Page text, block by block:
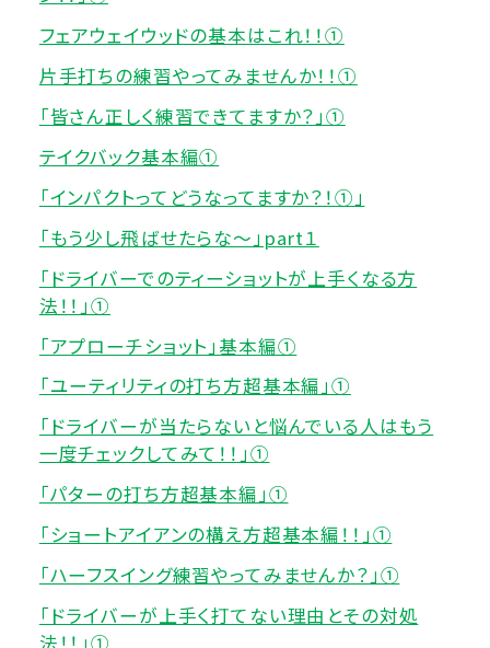
フェアウェイウッドの基本はこれ！！①
片手打ちの練習やってみませんか！！①
「皆さん正しく練習できてますか？」①
テイクバック基本編①
「インパクトってどうなってますか？！①」
「もう少し飛ばせたらな～」part１
「ドライバーでのティーショットが上手くなる方
法！！」①
「アプローチショット」基本編①
「ユーティリティの打ち方超基本編」①
「ドライバーが当たらないと悩んでいる人はもう
一度チェックしてみて！！」①
「パターの打ち方超基本編」①
「ショートアイアンの構え方超基本編！！」①
「ハーフスイング練習やってみませんか？」①
「ドライバーが上手く打てない理由とその対処
法！！」①